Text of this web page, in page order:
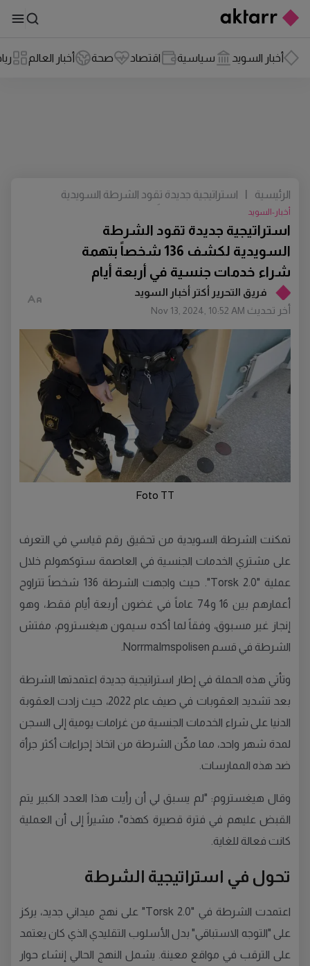
أخبار السويد سياسية اقتصاد صحة أخبار العالم
فريق التحرير أكتر أخبار السويد
أخر تحديث Nov 13, 2024, 10:52 AM
استراتيجية جديدة تقود الشرطة
السويدية لكشف 136 شخصاً بتهمة
شراء خدمات جنسية في أربعة أيام
أخبار-السويد
الرئيسية |
استراتيجية جديدة تقود الشرطة السويدية
جنسية في أربعة أيام
Foto TT
تمكنت الشرطة السويدية من تحقيق رقم قياسي في التعرف
على مشتري الخدمات الجنسية في العاصمة ستوكهولم خلال
عملية "Torsk 2.0". حيث واجهت الشرطة 136 شخصاً تتراوح
أعمارهم بين 16 و74 عاماً في غضون أربعة أيام فقط، وهو
إنجاز غير مسبوق، وفقاً لما أكده سيمون هيغستروم، مفتش
الشرطة في قسم Norrmalmspolisen.
وتأتي هذه الحملة في إطار استراتيجية جديدة اعتمدتها الشرطة
بعد تشديد العقوبات في صيف عام 2022، حيث زادت العقوبة
الدنيا على شراء الخدمات الجنسية من غرامات يومية إلى السجن
لمدة شهر واحد، مما مكّن الشرطة من اتخاذ إجراءات أكثر جرأة
ضد هذه الممارسات.
وقال هيغستروم: "لم يسبق لي أن رأيت هذا العدد الكبير يتم
القبض عليهم في فترة قصيرة كهذه"، مشيراً إلى أن العملية
كانت فعالة للغاية.
تحول في استراتيجية الشرطة
اعتمدت الشرطة في "Torsk 2.0" على نهج ميداني جديد، يركز
على "التوجه الاستباقي" بدل الأسلوب التقليدي الذي كان يعتمد
على الترقب في مواقع معينة. يشمل النهج الحالي إنشاء حوار